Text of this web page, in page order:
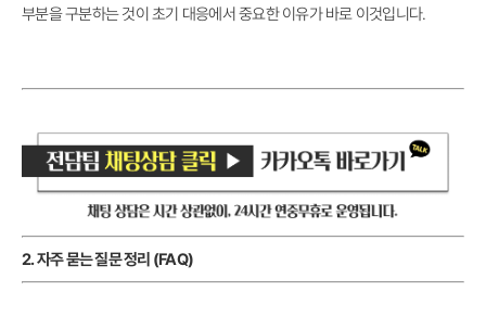
부분을 구분하는 것이 초기 대응에서 중요한 이유가 바로 이것입니다.
2. 자주 묻는 질문 정리 (FAQ)